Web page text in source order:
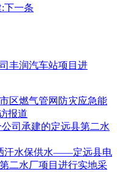
下一条
丰润汽车站项目进
区燃气管网防灾应急能
报道
司承建的定远县第二水
汗水保供水——定远县电
二水厂项目进行实地采